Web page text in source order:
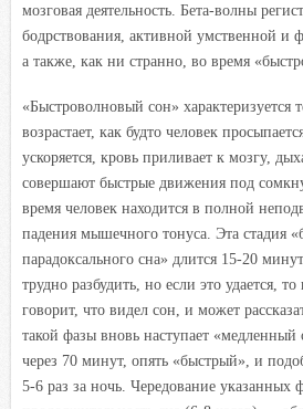
мозговая деятельность. Бета-волны
бодрствования, активной умственной и
а также, как ни странно, во время
«Быстроволновый сон» характеризуется
возрастает, как будто человек
ускоряется, кровь приливает к мозгу,
совершают быстрые движения под
время человек находится в полной
падения мышечного тонуса. Эта стадия
парадоксального сна» длится 15-20
трудно разбудить, но если это удается,
говорит, что видел сон, и может
такой фазы вновь наступает
через 70 минут, опять «быстрый», и
5-6 раз за ночь. Чередование указанных